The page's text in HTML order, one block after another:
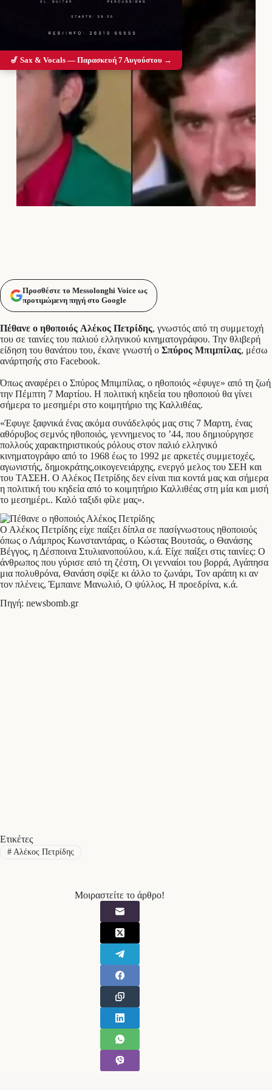
Προσθέστε το Messolonghi Voice ως
προτιμώμενη πηγή στο Google
Πέθανε ο ηθοποιός Αλέκος Πετρίδης, γνωστός από τη συμμετοχή
του σε ταινίες του παλιού ελληνικού κινηματογράφου. Την θλιβερή
είδηση του θανάτου του, έκανε γνωστή ο Σπύρος Μπιμπίλας, μέσω
ανάρτησής στο Facebook.
Όπως αναφέρει ο Σπύρος Μπιμπίλας, ο ηθοποιός «έφυγε» από τη ζωή
την Πέμπτη 7 Μαρτίου. H πολιτική κηδεία του ηθοποιού θα γίνει
σήμερα το μεσημέρι στο κοιμητήριο της Καλλιθέας.
«Έφυγε ξαφνικά ένας ακόμα συνάδελφός μας στις 7 Μαρτη, ένας
αθόρυβος σεμνός ηθοποιός, γεννημενος το ’44, που δημιούργησε
πολλούς χαρακτηριστικούς ρόλους στον παλιό ελληνικό
κινηματογράφο από το 1968 έως το 1992 με αρκετές συμμετοχές,
αγωνιστής, δημοκράτης,οικογενειάρχης, ενεργό μελος του ΣΕΗ και
του ΤΑΣΕΗ. Ο Αλέκος Πετρίδης δεν είναι πια κοντά μας και σήμερα
η πολιτική του κηδεία από το κοιμητήριο Καλλιθέας στη μία και μισή
το μεσημέρι.. Καλό ταξιδι φίλε μας».
Ο Αλέκος Πετρίδης είχε παίξει δίπλα σε πασίγνωστους ηθοποιούς
όπως ο Λάμπρος Κωνσταντάρας, ο Κώστας Βουτσάς, ο Θανάσης
Βέγγος, η Δέσποινα Στυλιανοπούλου, κ.ά. Είχε παίξει στις ταινίες: Ο
άνθρωπος που γύρισε από τη ζέστη, Οι γενναίοι του βορρά, Αγάπησα
μια πολυθρόνα, Θανάση σφίξε κι άλλο το ζωνάρι, Τον αράπη κι αν
τον πλένεις, Έμπαινε Μανωλιό, Ο ψύλλος, Η προεδρίνα, κ.ά.
Πηγή: newsbomb.gr
Ετικέτες
#Αλέκος Πετρίδης
Μοιραστείτε το άρθρο!
🎷 Sax & Vocals — Παρασκευή 7 Αυγούστου →